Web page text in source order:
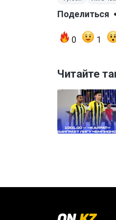
Поделиться
0 1
Читайте